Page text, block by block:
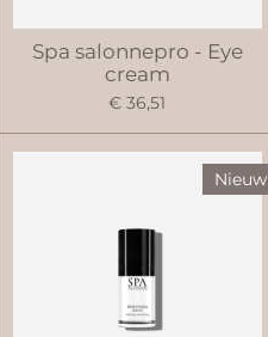
Spa salonnepro - Eye
cream
€ 36,51
Nieuw